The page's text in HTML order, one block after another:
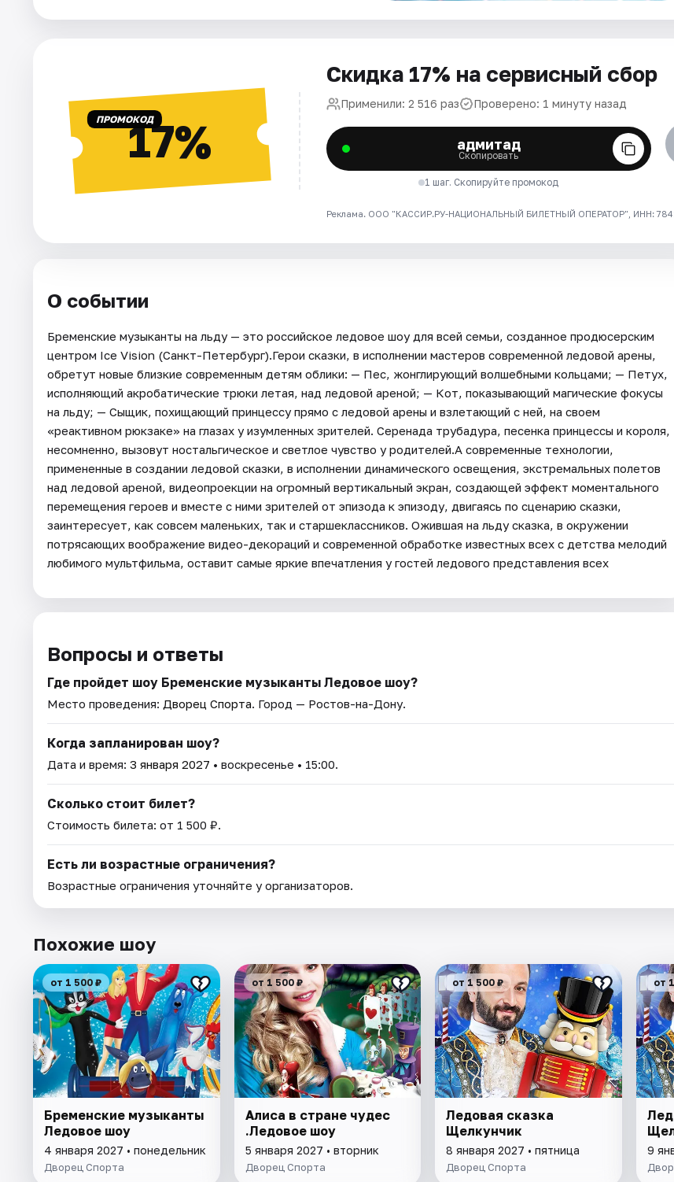
ПРОМОКОД17%
Скидка 17% на сервисный сбор
Применили: 2 516 раз Проверено: 1 минуту назад
адмитад
Скопировать
1 шаг. Скопируйте промокод
Реклама. ООО "КАССИР.РУ-НАЦИОНАЛЬНЫЙ БИЛЕТНЫЙ ОПЕРАТОР", ИНН:
О событии
Бременские музыканты на льду — это российское ледовое шоу для всей семьи, созданное продюсерским
центром Ice Vision (Санкт-Петербург).Герои сказки, в исполнении мастеров современной ледовой арены,
обретут новые близкие современным детям облики: — Пес, жонглирующий волшебными кольцами; — Петух,
исполняющий акробатические трюки летая, над ледовой ареной; — Кот, показывающий магические фокусы
на льду; — Сыщик, похищающий принцессу прямо с ледовой арены и взлетающий с ней, на своем
«реактивном рюкзаке» на глазах у изумленных зрителей. Серенада трубадура, песенка принцессы и короля,
несомненно, вызовут ностальгическое и светлое чувство у родителей.А современные технологии,
примененные в создании ледовой сказки, в исполнении динамического освещения, экстремальных полетов
над ледовой ареной, видеопроекции на огромный вертикальный экран, создающей эффект моментального
перемещения героев и вместе с ними зрителей от эпизода к эпизоду, двигаясь по сценарию сказки,
заинтересует, как совсем маленьких, так и старшеклассников. Ожившая на льду сказка, в окружении
потрясающих воображение видео-декораций и современной обработке известных всех с детства мелодий
любимого мультфильма, оставит самые яркие впечатления у гостей ледового представления всех
Вопросы и ответы
Где пройдет шоу Бременские музыканты Ледовое шоу?
Место проведения: Дворец Спорта. Город — Ростов-на-Дону.
Когда запланирован шоу?
Дата и время: 3 января 2027 • воскресенье • 15:00.
Сколько стоит билет?
Стоимость билета: от 1 500 ₽.
Есть ли возрастные ограничения?
Возрастные ограничения уточняйте у организаторов.
Похожие шоу
от 1 500 ₽
Бременские музыканты
Ледовое шоу
4 января 2027 • понедельник
Дворец Спорта
от 1 500 ₽
Алиса в стране чудес
.Ледовое шоу
5 января 2027 • вторник
Дворец Спорта
от 1 500 ₽
Ледовая сказка
Щелкунчик
8 января 2027 • пятница
Дворец Спорта
от
9